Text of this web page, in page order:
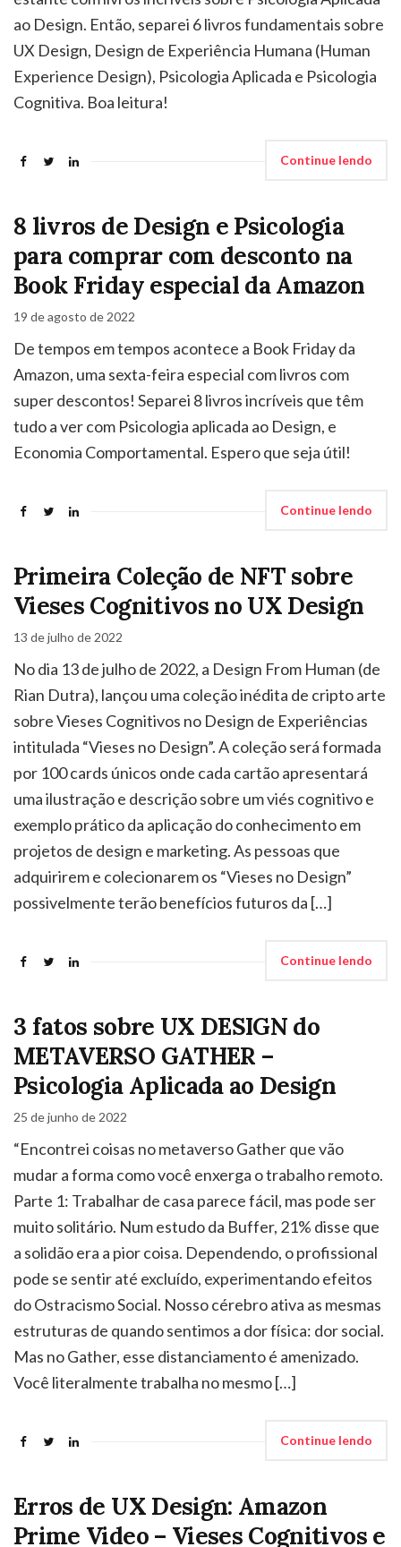
ao Design. Então, separei 6 livros fundamentais sobre
UX Design, Design de Experiência Humana (Human
Experience Design), Psicologia Aplicada e Psicologia
Cognitiva. Boa leitura!
Continue lendo
8 livros de Design e Psicologia
para comprar com desconto na
Book Friday especial da Amazon
19 de agosto de 2022
De tempos em tempos acontece a Book Friday da
Amazon, uma sexta-feira especial com livros com
super descontos! Separei 8 livros incríveis que têm
tudo a ver com Psicologia aplicada ao Design, e
Economia Comportamental. Espero que seja útil!
Continue lendo
Primeira Coleção de NFT sobre
Vieses Cognitivos no UX Design
13 de julho de 2022
No dia 13 de julho de 2022, a Design From Human (de
Rian Dutra), lançou uma coleção inédita de cripto arte
sobre Vieses Cognitivos no Design de Experiências
intitulada “Vieses no Design”. A coleção será formada
por 100 cards únicos onde cada cartão apresentará
uma ilustração e descrição sobre um viés cognitivo e
exemplo prático da aplicação do conhecimento em
projetos de design e marketing. As pessoas que
adquirirem e colecionarem os “Vieses no Design”
possivelmente terão benefícios futuros da […]
Continue lendo
3 fatos sobre UX DESIGN do
METAVERSO GATHER –
Psicologia Aplicada ao Design
25 de junho de 2022
“Encontrei coisas no metaverso Gather que vão
mudar a forma como você enxerga o trabalho remoto.
Parte 1: Trabalhar de casa parece fácil, mas pode ser
muito solitário. Num estudo da Buffer, 21% disse que
a solidão era a pior coisa. Dependendo, o profissional
pode se sentir até excluído, experimentando efeitos
do Ostracismo Social. Nosso cérebro ativa as mesmas
estruturas de quando sentimos a dor física: dor social.
Mas no Gather, esse distanciamento é amenizado.
Você literalmente trabalha no mesmo […]
Continue lendo
Erros de UX Design: Amazon
Prime Video – Vieses Cognitivos e